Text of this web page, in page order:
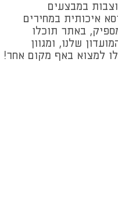
במבצעים
איכותית במחירים
באתר תוכלו
שלנו, ומגוון
למצוא באף מקום אחר!